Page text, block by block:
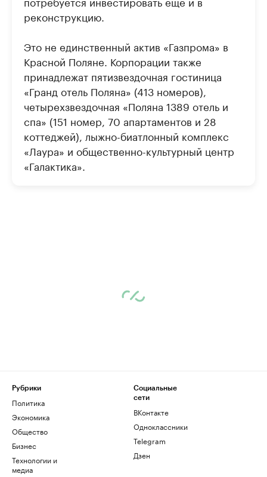
реконструкцию.
Это не единственный актив «Газпрома» в
Красной Поляне. Корпорации также
принадлежат пятизвездочная гостиница
«Гранд отель Поляна» (413 номеров),
четырехзвездочная «Поляна 1389 отель и
спа» (151 номер, 70 апартаментов и 28
коттеджей), лыжно-биатлонный комплекс
«Лаура» и общественно-культурный центр
«Галактика».
Рубрики
Политика
Экономика
Общество
Бизнес
Технологии и
медиа
Социальные
сети
ВКонтакте
Одноклассники
Telegram
Дзен